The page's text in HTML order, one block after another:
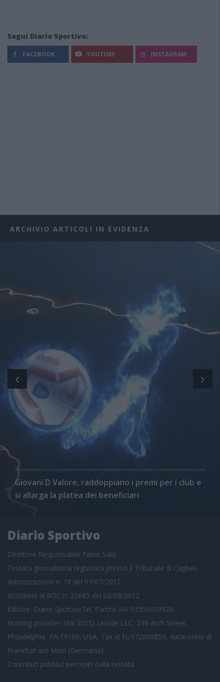
Segui Diario Sportivo:
FACEBOOK YOUTUBE INSTAGRAM
ARCHIVIO ARTICOLI IN EVIDENZA
Giovani D Valore, raddoppiano i premi per i club e
si allarga la platea dei beneficiari
Diario Sportivo
Direttore Responsabile Fabio Salis
Testata giornalistica registrata presso il Tribunale di Cagliari,
autorizzazione n. 18 del 03/07/2012
Iscrizione al ROC n. 22685 del 03/08/2012
Editore: Diario Sportivo Srl, Partita IVA 03356010920
Hosting provider: (dal 2015) Linode LLC, 249 Arch Street,
Philadelphia, PA 19106, USA, Tax id EU372008859, datacenter di
Frankfurt am Main (Germania)
Contributi pubblici percepiti dalla testata